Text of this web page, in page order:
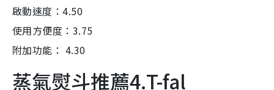
啟動速度：4.50
使用方便度：3.75
附加功能： 4.30
蒸氣熨斗推薦4.T-fal